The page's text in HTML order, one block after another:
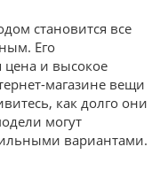
становится все
Его
цена и высокое
магазине вещи
как долго они
могут
вариантами.